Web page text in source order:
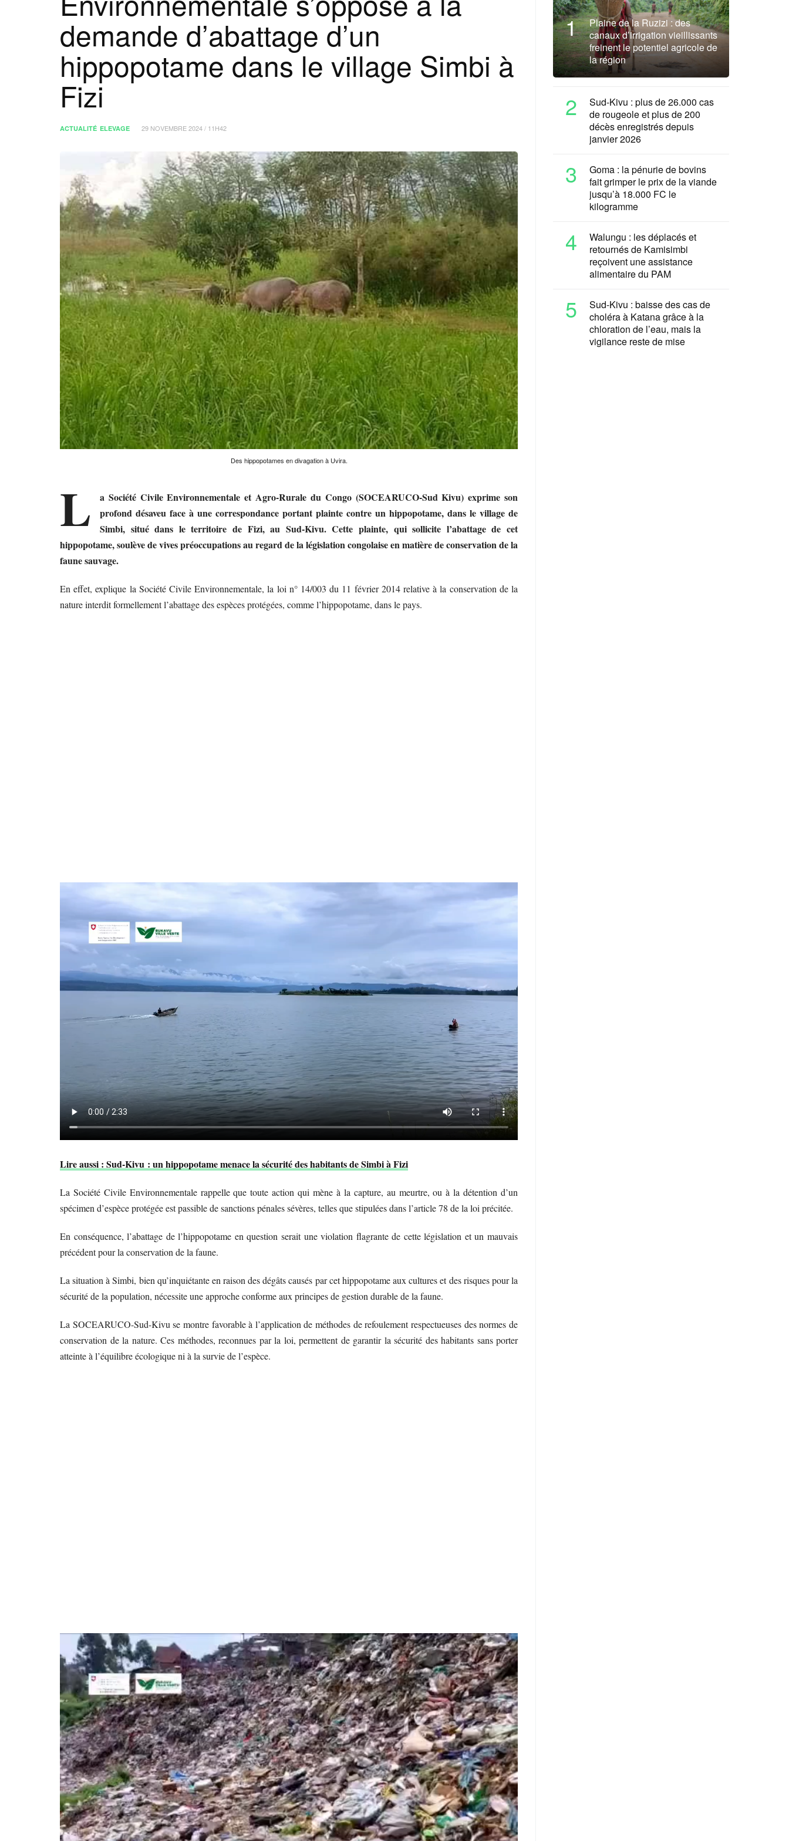
demande d’abattage d’un
hippopotame dans le village Simbi à
Fizi
ACTUALITÉ ELEVAGE 29 NOVEMBRE 2024 / 11H42
Des hippopotames en divagation à Uvira.
L
a Société Civile Environnementale et Agro-Rurale du Congo (SOCEARUCO-Sud Kivu) exprime son
profond désaveu face à une correspondance portant plainte contre un hippopotame, dans le village de
Simbi, situé dans le territoire de Fizi, au Sud-Kivu. Cette plainte, qui sollicite l’abattage de cet
hippopotame, soulève de vives préoccupations au regard de la législation congolaise en matière de conservation de la
faune sauvage.
En effet, explique la Société Civile Environnementale, la loi n° 14/003 du 11 février 2014 relative à la conservation de la
nature interdit formellement l’abattage des espèces protégées, comme l’hippopotame, dans le pays.
Lire aussi : Sud-Kivu : un hippopotame menace la sécurité des habitants de Simbi à Fizi
La Société Civile Environnementale rappelle que toute action qui mène à la capture, au meurtre, ou à la détention d’un
spécimen d’espèce protégée est passible de sanctions pénales sévères, telles que stipulées dans l’article 78 de la loi précitée.
En conséquence, l’abattage de l’hippopotame en question serait une violation flagrante de cette législation et un mauvais
précédent pour la conservation de la faune.
La situation à Simbi, bien qu’inquiétante en raison des dégâts causés par cet hippopotame aux cultures et des risques pour la
sécurité de la population, nécessite une approche conforme aux principes de gestion durable de la faune.
La SOCEARUCO-Sud-Kivu se montre favorable à l’application de méthodes de refoulement respectueuses des normes de
conservation de la nature. Ces méthodes, reconnues par la loi, permettent de garantir la sécurité des habitants sans porter
atteinte à l’équilibre écologique ni à la survie de l’espèce.
1
Plaine de la Ruzizi : des
canaux d’irrigation vieillissants
freinent le potentiel agricole de
la région
2
Sud-Kivu : plus de 26.000 cas
de rougeole et plus de 200
décès enregistrés depuis
janvier 2026
3
Goma : la pénurie de bovins
fait grimper le prix de la viande
jusqu’à 18.000 FC le
kilogramme
4
Walungu : les déplacés et
retournés de Kamisimbi
reçoivent une assistance
alimentaire du PAM
5
Sud-Kivu : baisse des cas de
choléra à Katana grâce à la
chloration de l’eau, mais la
vigilance reste de mise